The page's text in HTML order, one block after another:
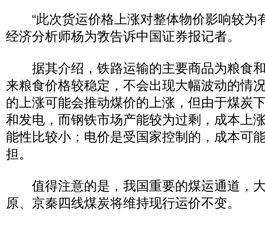
“此次货运价格上涨对整体物价影响较为
经济分析师杨为敩告诉中国证券报记者。
据其介绍，铁路运输的主要商品为粮食
来粮食价格较稳定，不会出现大幅波动的情
的上涨可能会推动煤价的上涨，但由于煤炭
和发电，而钢铁市场产能较为过剩，成本上
能性比较小；电价是受国家控制的，成本可
担。
值得注意的是，我国重要的煤运通道，
原、京秦四线煤炭将维持现行运价不变。